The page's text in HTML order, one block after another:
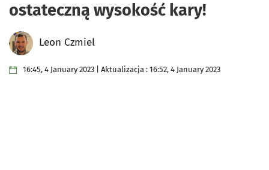
ostateczną wysokość kary!
Leon Czmiel
16:45, 4 January 2023 | Aktualizacja : 16:52, 4 January 2023